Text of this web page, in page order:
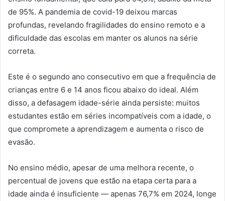
de 95%. A pandemia de covid-19 deixou marcas
profundas, revelando fragilidades do ensino remoto e a
dificuldade das escolas em manter os alunos na série
correta.
Este é o segundo ano consecutivo em que a frequência de
crianças entre 6 e 14 anos ficou abaixo do ideal. Além
disso, a defasagem idade-série ainda persiste: muitos
estudantes estão em séries incompatíveis com a idade, o
que compromete a aprendizagem e aumenta o risco de
evasão.
No ensino médio, apesar de uma melhora recente, o
percentual de jovens que estão na etapa certa para a
idade ainda é insuficiente — apenas 76,7% em 2024, longe